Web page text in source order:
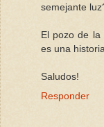
semejante
El pozo de la
es una
Saludos!
Responder